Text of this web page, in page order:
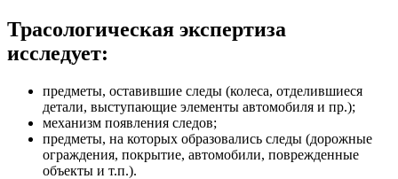
Трасологическая экспертиза
исследует:
предметы, оставившие следы (колеса, отделившиеся
детали, выступающие элементы автомобиля и пр.);
механизм появления следов;
предметы, на которых образовались следы (дорожные
ограждения, покрытие, автомобили, поврежденные
объекты и т.п.).